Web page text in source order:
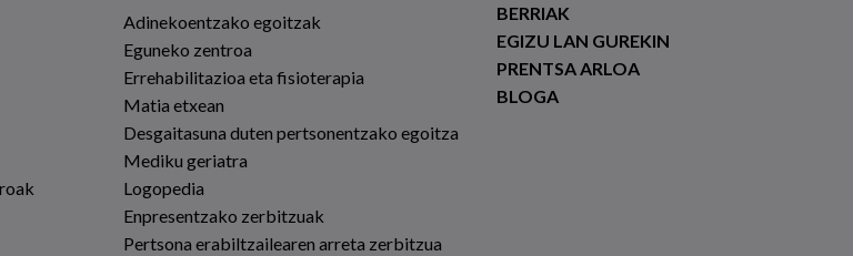
Adinekoentzako egoitzak
Eguneko zentroa
Errehabilitazioa eta fisioterapia
Matia etxean
Desgaitasuna duten pertsonentzako egoitza
Mediku geriatra
Logopedia
Enpresentzako zerbitzuak
Pertsona erabiltzailearen arreta zerbitzua
BERRIAK
EGIZU LAN GUREKIN
PRENTSA ARLOA
BLOGA